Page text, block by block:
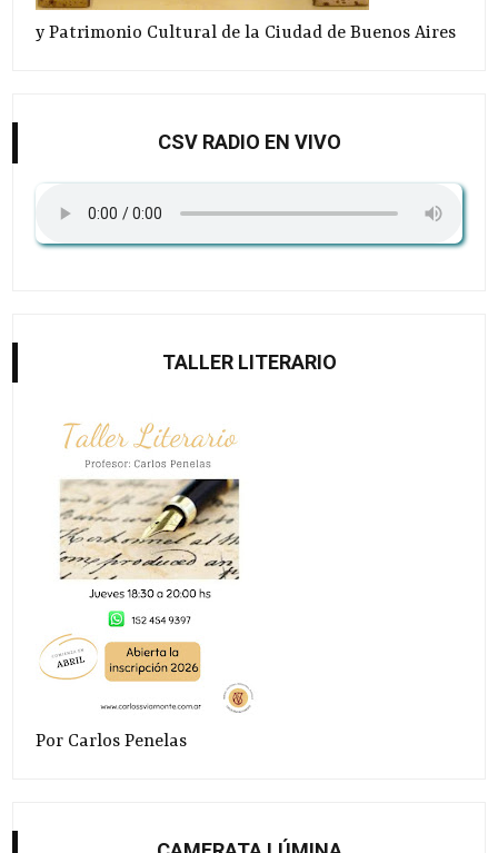
y Patrimonio Cultural de la Ciudad de Buenos Aires
CSV RADIO EN VIVO
TALLER LITERARIO
Por Carlos Penelas